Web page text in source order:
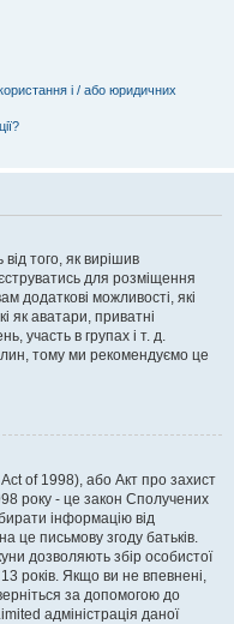
і / або юридичних
того, як вирішив
для розміщення
додаткові можливості, які
як аватари, приватні
участь в групах і т. д.
тому ми рекомендуємо це
of 1998), або Акт про захист
року - це закон Сполучених
інформацію від
це письмову згоду батьків.
дозволяють збір особистої
років. Якщо ви не впевнені,
за допомогою до
адміністрація даної